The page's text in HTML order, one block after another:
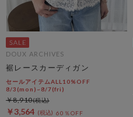
DOUX ARCHIVES
裾レースカーディガン
セールアイテムALL10%OFF
8/3(mon)~8/7(fri)
￥3,564 60％OFF
￥8,910